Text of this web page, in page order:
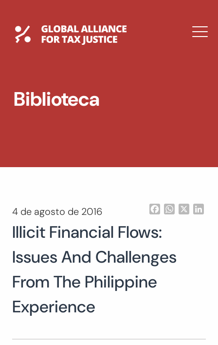
contenidoGlobal Tax Justice
DROPDOWN
Buscar:
Biblioteca
4 de agosto de 2016 FacebookWhatsApp
Illicit Financial Flows:
Issues And Challenges
From The Philippine
Experience